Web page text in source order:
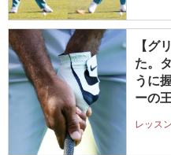
【グ
た。
うに
ーの
レッスン